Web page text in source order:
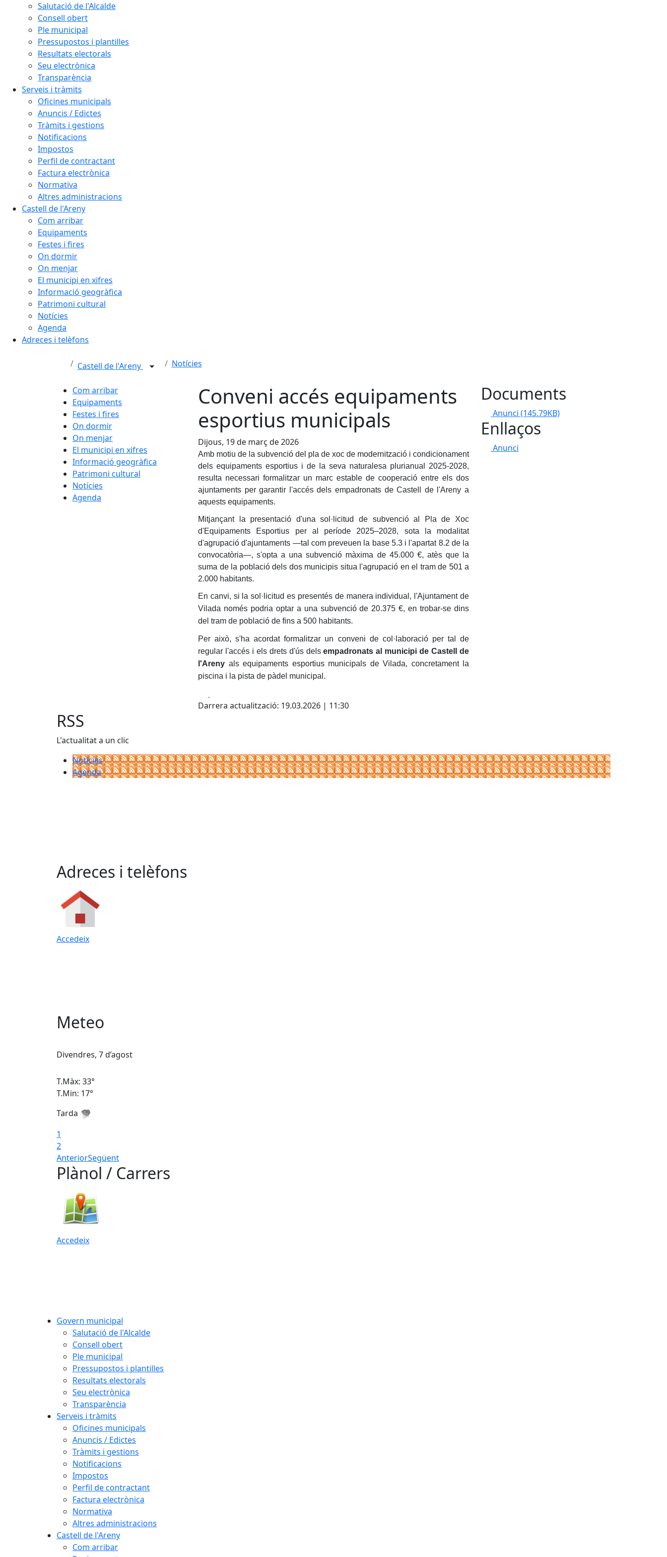
Salutació de l'Alcalde
Consell obert
Ple municipal
Pressupostos i plantilles
Resultats electorals
Seu electrònica
Transparència
Serveis i tràmits
Oficines municipals
Anuncis / Edictes
Tràmits i gestions
Notificacions
Impostos
Perfil de contractant
Factura electrònica
Normativa
Altres administracions
Castell de l'Areny
Com arribar
Equipaments
Festes i fires
On dormir
On menjar
El municipi en xifres
Informació geogràfica
Patrimoni cultural
Notícies
Agenda
Adreces i telèfons
Castell de l'Areny Notícies
Com arribar
Equipaments
Festes i fires
On dormir
On menjar
El municipi en xifres
Informació geogràfica
Patrimoni cultural
Notícies
Agenda
Conveni accés equipaments
esportius municipals
Dijous, 19 de març de 2026
Amb motiu de la subvenció del pla de xoc de modernització i condicionament
dels equipaments esportius i de la seva naturalesa plurianual 2025-2028,
resulta necessari formalitzar un marc estable de cooperació entre els dos
ajuntaments per garantir l'accés dels empadronats de Castell de l'Areny a
aquests equipaments.
Mitjançant la presentació d'una sol·licitud de subvenció al Pla de Xoc
d'Equipaments Esportius per al període 2025–2028, sota la modalitat
d'agrupació d'ajuntaments —tal com preveuen la base 5.3 i l'apartat 8.2 de la
convocatòria—, s'opta a una subvenció màxima de 45.000 €, atès que la
suma de la població dels dos municipis situa l'agrupació en el tram de 501 a
2.000 habitants.
En canvi, si la sol·licitud es presentés de manera individual, l'Ajuntament de
Vilada només podria optar a una subvenció de 20.375 €, en trobar-se dins
del tram de població de fins a 500 habitants.
Per això, s'ha acordat formalitzar un conveni de col·laboració per tal de
regular l'accés i els drets d'ús delsempadronats al municipi de Castell de
l'Areny als equipaments esportius municipals de Vilada, concretament la
piscina i la pista de pàdel municipal.
Darrera actualització: 19.03.2026 | 11:30
Documents
Anunci (145.79KB)
Enllaços
Anunci
RSS
L'actualitat a un clic
Notícies
Agenda
Adreces i telèfons
Accedeix
Meteo
Divendres, 7 d’agost
T.Màx: 33°
T.Min: 17°
Tarda
1
2
AnteriorSegüent
Plànol / Carrers
Accedeix
Govern municipal
Salutació de l'Alcalde
Consell obert
Ple municipal
Pressupostos i plantilles
Resultats electorals
Seu electrònica
Transparència
Serveis i tràmits
Oficines municipals
Anuncis / Edictes
Tràmits i gestions
Notificacions
Impostos
Perfil de contractant
Factura electrònica
Normativa
Altres administracions
Castell de l'Areny
Com arribar